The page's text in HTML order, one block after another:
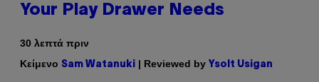
Your Play Drawer Needs
30 λεπτά πριν
Κείμενο Sam Watanuki | Reviewed by Ysolt Usigan